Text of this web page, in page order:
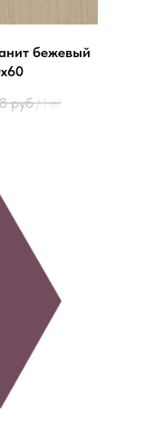
бежевый
руб / 1 m²